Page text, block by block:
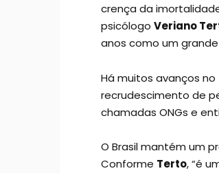
crença da
psicólogo Veriano
anos como um
Há muitos avanços
recrudescimento de
chamadas ONGs e
O Brasil mantém um
Conforme Terto, “é